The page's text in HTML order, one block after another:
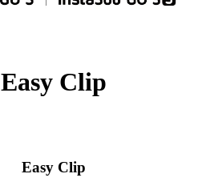
Easy Clip
Easy Clip